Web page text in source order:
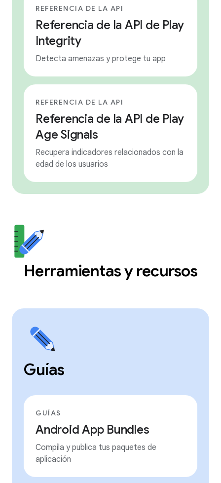
REFERENCIA DE LA API
Referencia de la API de Play
Integrity
Detecta amenazas y protege tu app
REFERENCIA DE LA API
Referencia de la API de Play
Age Signals
Recupera indicadores relacionados con la
edad de los usuarios
Herramientas y recursos
Guías
GUÍAS
Android App Bundles
Compila y publica tus paquetes de
aplicación